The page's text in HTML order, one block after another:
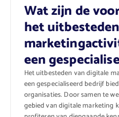
Wat zijn de
het
een
Het uitbesteden van digitale
een gespecialiseerd bedrijf
organisaties. Door samen te
gebied van digitale marketing